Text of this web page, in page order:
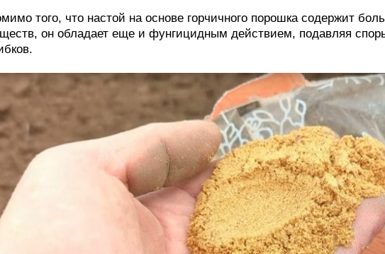
того, что настой на основе горчичного порошка содержит
он обладает еще и фунгицидным действием, подавляя